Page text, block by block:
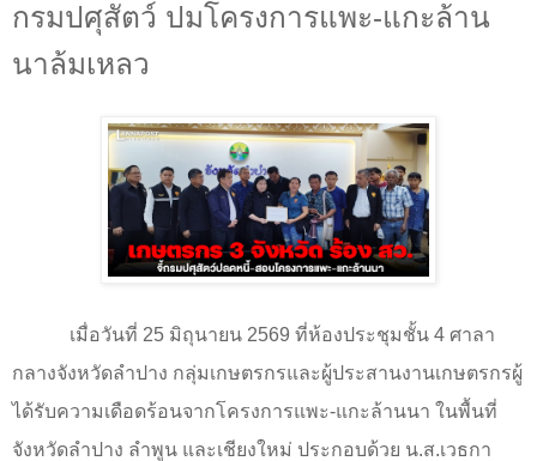
กรมปศุสัตว์ ปมโครงการแพะ-แกะล้าน
นาล้มเหลว
เมื่อวันที่ 25 มิถุนายน 2569 ที่ห้องประชุมชั้น 4 ศาลา
กลางจังหวัดลำปาง กลุ่มเกษตรกรและผู้ประสานงานเกษตรกรผู้
ได้รับความเดือดร้อนจากโครงการแพะ-แกะล้านนา ในพื้นที่
จังหวัดลำปาง ลำพูน และเชียงใหม่ ประกอบด้วย น.ส.เวธกา